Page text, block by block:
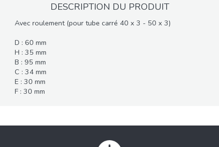
DESCRIPTION DU PRODUIT
Avec roulement (pour tube carré 40 x 3 - 50 x 3)
D : 60 mm
H : 35 mm
B : 95 mm
C : 34 mm
E : 30 mm
F : 30 mm